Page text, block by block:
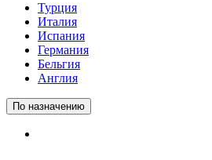
Турция
Италия
Испания
Германия
Бельгия
Англия
По назначению